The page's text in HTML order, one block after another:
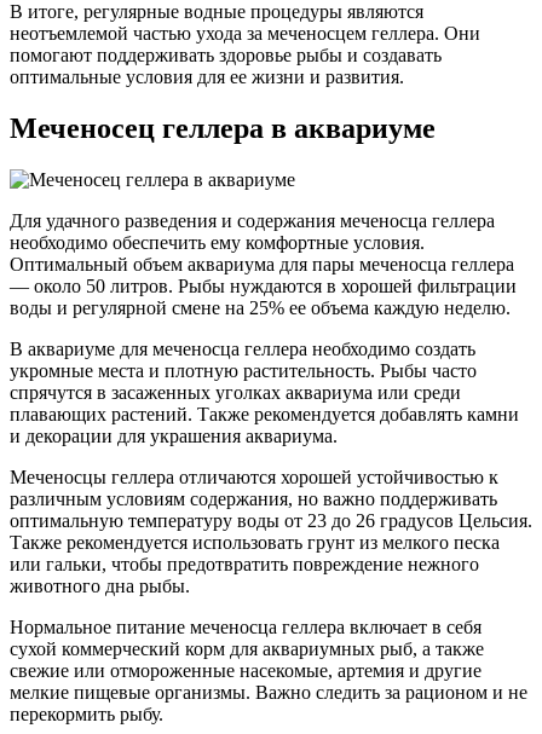
В итоге, регулярные водные процедуры являются
неотъемлемой частью ухода за меченосцем геллера. Они
помогают поддерживать здоровье рыбы и создавать
оптимальные условия для ее жизни и развития.
Меченосец геллера в аквариуме
Для удачного разведения и содержания меченосца геллера
необходимо обеспечить ему комфортные условия.
Оптимальный объем аквариума для пары меченосца геллера
— около 50 литров. Рыбы нуждаются в хорошей фильтрации
воды и регулярной смене на 25% ее объема каждую неделю.
В аквариуме для меченосца геллера необходимо создать
укромные места и плотную растительность. Рыбы часто
спрячутся в засаженных уголках аквариума или среди
плавающих растений. Также рекомендуется добавлять камни
и декорации для украшения аквариума.
Меченосцы геллера отличаются хорошей устойчивостью к
различным условиям содержания, но важно поддерживать
оптимальную температуру воды от 23 до 26 градусов Цельсия.
Также рекомендуется использовать грунт из мелкого песка
или гальки, чтобы предотвратить повреждение нежного
животного дна рыбы.
Нормальное питание меченосца геллера включает в себя
сухой коммерческий корм для аквариумных рыб, а также
свежие или отмороженные насекомые, артемия и другие
мелкие пищевые организмы. Важно следить за рационом и не
перекормить рыбу.